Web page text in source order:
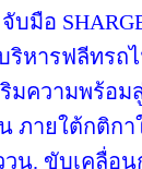
บมือ
ริหารฟลีทรถ
สริมความพร้อ
ภายใต้กติกา
วน. ขับเคลื่อ